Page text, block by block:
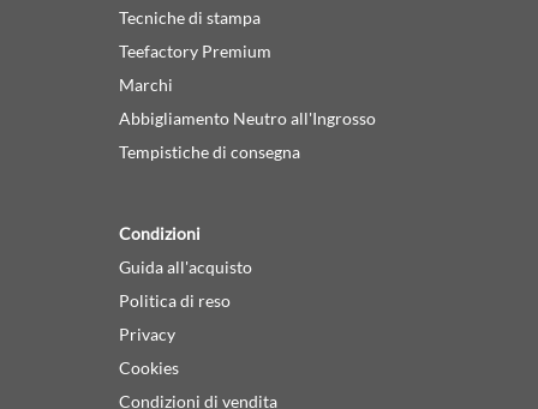
Tecniche di stampa
Teefactory Premium
Marchi
Abbigliamento Neutro all'Ingrosso
Tempistiche di consegna
Condizioni
Guida all'acquisto
Politica di reso
Privacy
Cookies
Condizioni di vendita